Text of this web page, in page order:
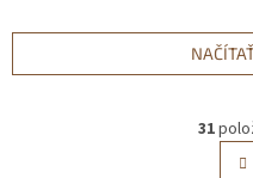
moderného dizajnu, vytvorená
31